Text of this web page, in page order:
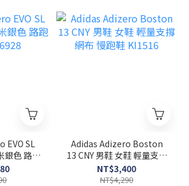
EVO SL
銀色 路跑
Adidas Adizero Boston
13 CNY 男鞋 女鞋 輕量支撐
網布 慢跑鞋 KI1516
NT$3,400
NT$4,290